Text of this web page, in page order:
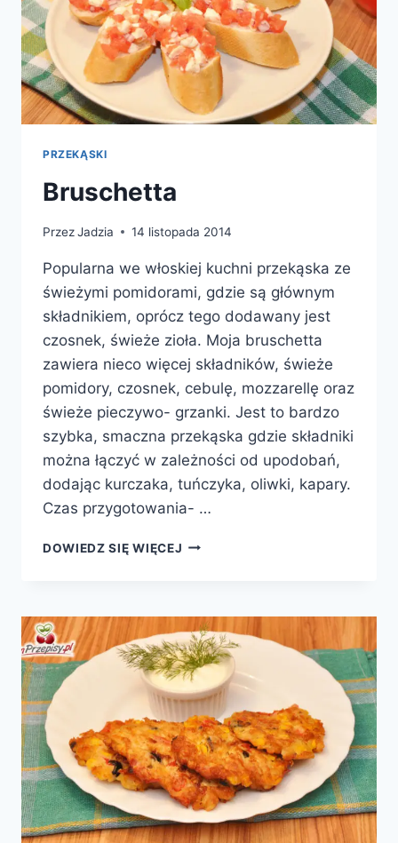
PRZEKĄSKI
Bruschetta
PrzezJadzia 14 listopada 2014
Popularna we włoskiej kuchni przekąska ze
świeżymi pomidorami, gdzie są głównym
składnikiem, oprócz tego dodawany jest
czosnek, świeże zioła. Moja bruschetta
zawiera nieco więcej składników, świeże
pomidory, czosnek, cebulę, mozzarellę oraz
świeże pieczywo- grzanki. Jest to bardzo
szybka, smaczna przekąska gdzie składniki
można łączyć w zależności od upodobań,
dodając kurczaka, tuńczyka, oliwki, kapary.
Czas przygotowania- …
DOWIEDZ SIĘ WIĘCEJ BRUSCHETTA